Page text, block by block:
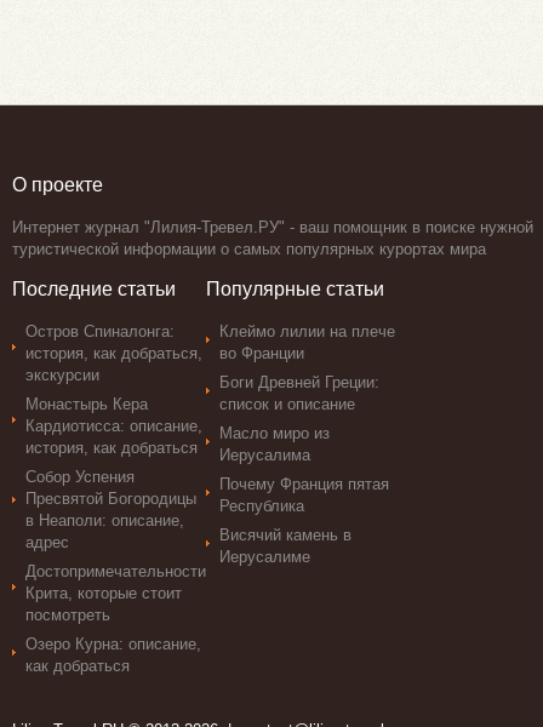
О проекте
Интернет журнал "Лилия-Тревел.РУ" - ваш помощник в поиске нужной
туристической информации о самых популярных курортах мира
Последние статьи
Остров Спиналонга:
история, как добраться,
экскурсии
Монастырь Кера
Кардиотисса: описание,
история, как добраться
Собор Успения
Пресвятой Богородицы
в Неаполи: описание,
адрес
Достопримечательности
Крита, которые стоит
посмотреть
Озеро Курна: описание,
как добраться
Популярные статьи
Клеймо лилии на плече
во Франции
Боги Древней Греции:
список и описание
Масло миро из
Иерусалима
Почему Франция пятая
Республика
Висячий камень в
Иерусалиме